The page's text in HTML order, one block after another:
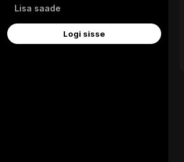
Lisa saade
Logi sisse